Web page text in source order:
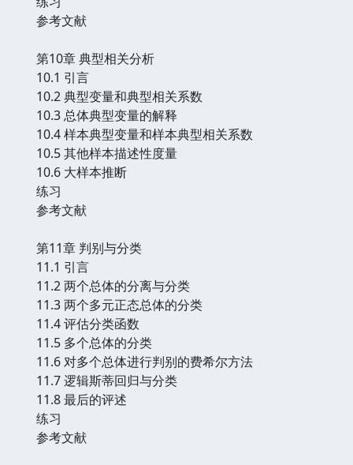
参考文献
第10章 典型相关分析
10.1 引言
10.2 典型变量和典型相关系数
10.3 总体典型变量的解释
10.4 样本典型变量和样本典型相关系数
10.5 其他样本描述性度量
10.6 大样本推断
练习
参考文献
第11章 判别与分类
11.1 引言
11.2 两个总体的分离与分类
11.3 两个多元正态总体的分类
11.4 评估分类函数
11.5 多个总体的分类
11.6 对多个总体进行判别的费希尔方法
11.7 逻辑斯蒂回归与分类
11.8 最后的评述
练习
参考文献